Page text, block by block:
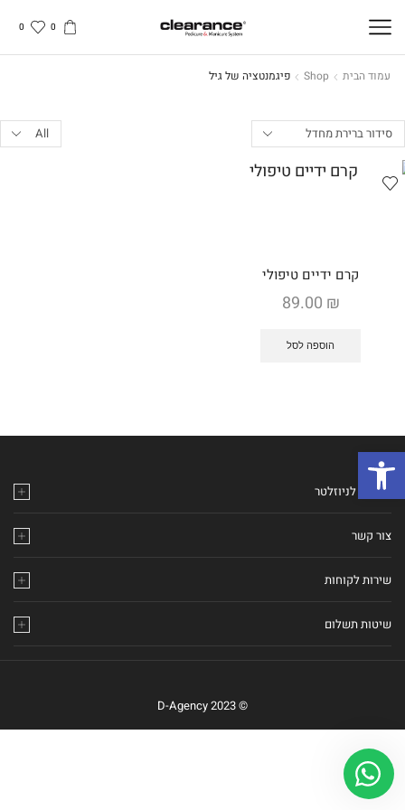
0
0
עמוד הבית Shop פיגמנטציה של גיל
Products
per
קרם ידיים טיפולי
89.00 ₪
הוספה לסל
הירשם לניוזלטר
צור קשר
שירות לקוחות
שיטות תשלום
© 2023 D-Agency
פתח סרגל נגישות